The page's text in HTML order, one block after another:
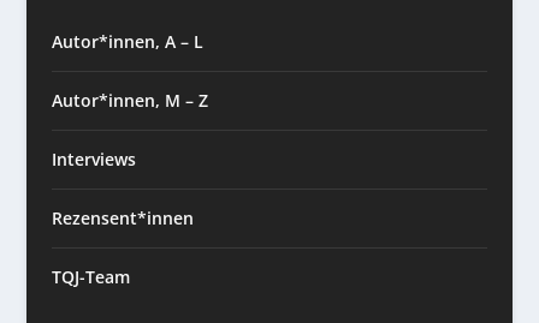
Autor*innen, A – L
Autor*innen, M – Z
Interviews
Rezensent*innen
TQJ-Team